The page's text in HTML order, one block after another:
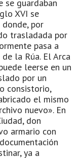
se guardaban
XVI se
donde, por
trasladada por
pasa a
la Rúa. El Arca
leerse en un
por un
consistorio,
el mismo
nuevo». En
don
armario con
ya a